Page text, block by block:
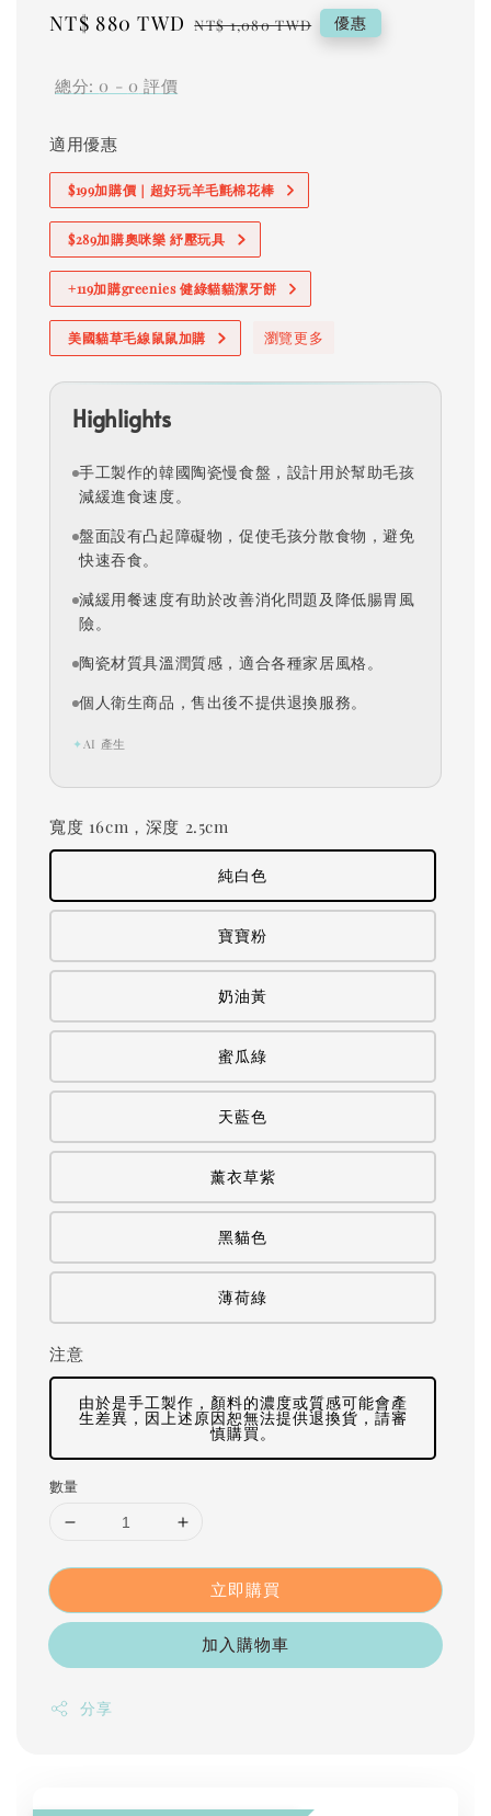
Sale
NT$ 880 TWD Regular
NT$ 1,080 TWD 優惠
總分: 0 - 0 評價
適用優惠
$199加購價｜超好玩羊毛氈棉花棒
$289加購奧咪樂 紓壓玩具
+119加購greenies 健綠貓貓潔牙餅
美國貓草毛線鼠鼠加購 瀏覽更多
Highlights
手工製作的韓國陶瓷慢食盤，設計用於幫助毛孩
減緩進食速度。
盤面設有凸起障礙物，促使毛孩分散食物，避免
快速吞食。
減緩用餐速度有助於改善消化問題及降低腸胃風
險。
陶瓷材質具溫潤質感，適合各種家居風格。
個人衛生商品，售出後不提供退換服務。
✦ AI 產生
寬度 16cm，深度 2.5cm
純白色
寶寶粉
奶油黃
蜜瓜綠
天藍色
薰衣草紫
黑貓色
薄荷綠
注意
由於是手工製作，顏料的濃度或質感可能會產
生差異，因上述原因恕無法提供退換貨，請審
慎購買。
數量
立即購買
加入購物車
分享